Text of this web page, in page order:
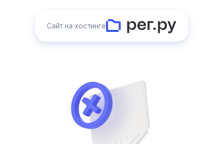
Сайт на хостинге